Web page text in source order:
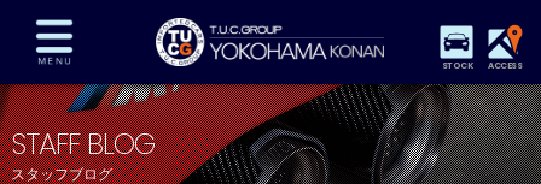
STOCK ACCESS
在庫車両情報 保証&サービス パーツリスト
TUCとは？ 店舗情報 アクセスマップ
STAFF BLOG
スタッフブログ